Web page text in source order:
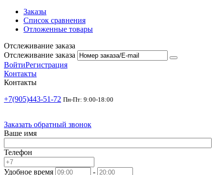
Заказы
Список сравнения
Отложенные товары
Отслеживание заказа
Отслеживание заказа
ВойтиРегистрация
Контакты
Контакты
+7(905)443-51-72 Пн-Пт: 9:00-18:00
Заказать обратный звонок
Ваше имя
Телефон
Удобное время -